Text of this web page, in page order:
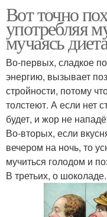
Вот точно
употребляя
мучаясь
Во-первых, сладкое
энергию, вызывает
стройности, потому
толстеют. А если нет
будет, и жор не
Во-вторых, если
вечером на ночь, то
мучиться голодом и
В третьих, о шоколаде.